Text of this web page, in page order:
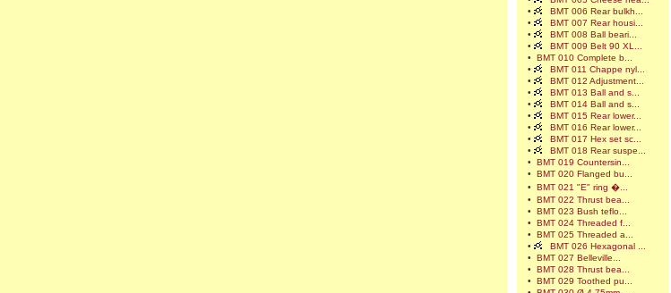
•
BMT 006 Rear bulkh...
•
BMT 007 Rear housi...
•
BMT 008 Ball beari...
•
BMT 009 Belt 90 XL...
•
BMT 010 Complete b...
•
BMT 011 Chappe nyl...
•
BMT 012 Adjustment...
•
BMT 013 Ball and s...
•
BMT 014 Ball and s...
•
BMT 015 Rear lower...
•
BMT 016 Rear lower...
•
BMT 017 Hex set sc...
•
BMT 018 Rear suspe...
•
BMT 019 Countersin...
•
BMT 020 Flanged bu...
•
BMT 021 "E" ring �...
•
BMT 022 Thrust bea...
•
BMT 023 Bush teflo...
•
BMT 024 Threaded f...
•
BMT 025 Threaded a...
•
BMT 026 Hexagonal ...
•
BMT 027 Belleville...
•
BMT 028 Thrust bea...
•
BMT 029 Toothed pu...